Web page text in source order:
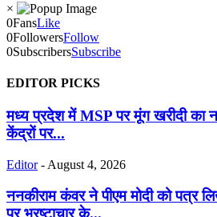
×
0FansLike
0FollowersFollow
0SubscribersSubscribe
EDITOR PICKS
मध्य प्रदेश में MSP पर मूंग खरीदी का
केंद्रों पर...
Editor - August 4, 2026
ननकीराम कंवर ने पीएम मोदी को पत्र
पर भ्रष्टाचार के...